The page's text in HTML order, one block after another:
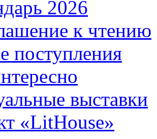
2026
к чтению
поступления
выставки
«LitHouse»